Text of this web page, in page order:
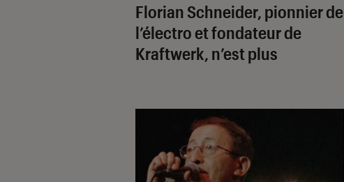
Florian Schneider, pionnier de
l’électro et fondateur de
Kraftwerk, n’est plus